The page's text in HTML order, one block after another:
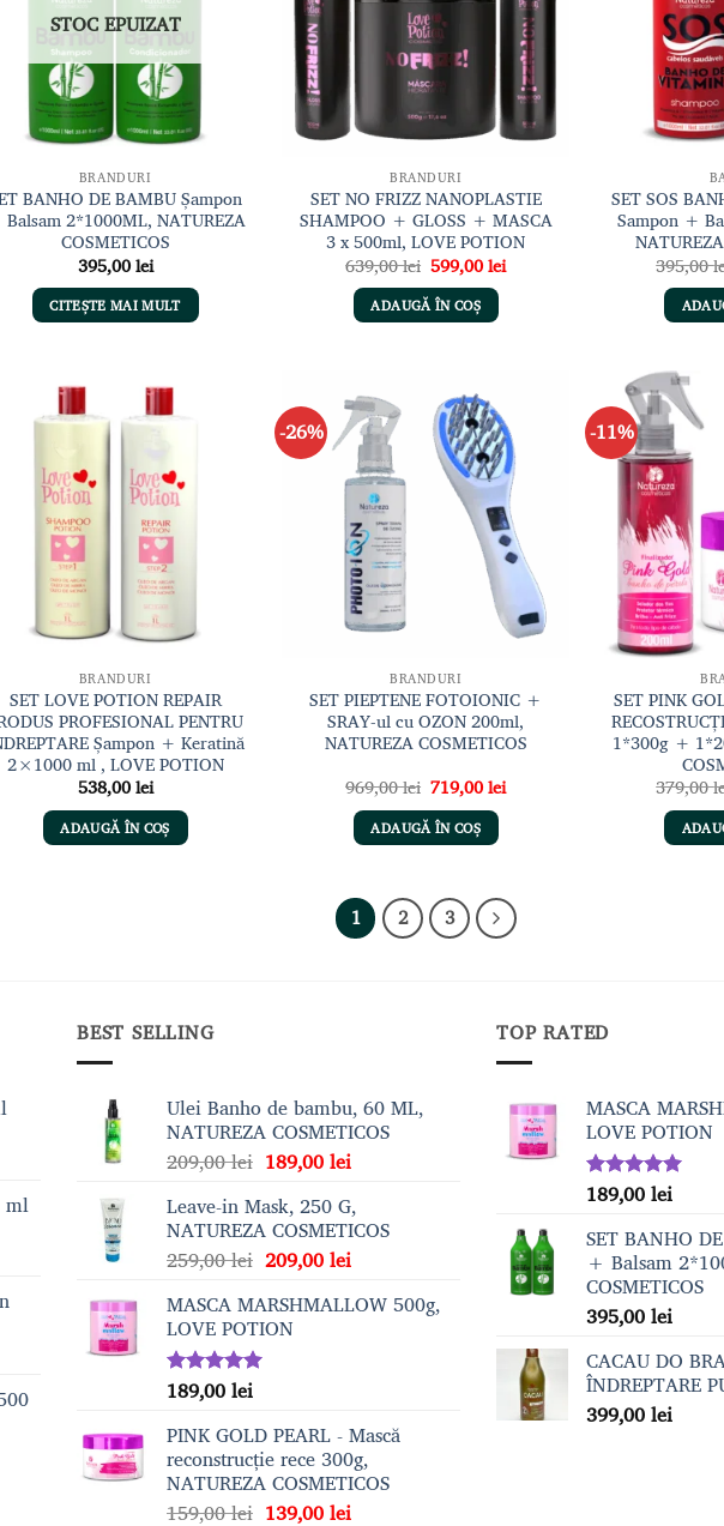
STOC EPUIZAT
BRANDURI
BANHO DE BAMBU Șampon
2*1000ML, NATUREZA
COSMETICOS
395,00lei
CITEȘTE MAI MULT
BRANDURI
SET NO FRIZZ NANOPLASTIE
SHAMPOO + GLOSS + MASCA
3 x 500ml, LOVE POTION
639,00lei Prețul
inițial
a
fost:
639,00 lei.
599,00leiPrețul
curent
ADAUGĂ ÎN COȘ
SET SOS
Sampon +
395,00
BRANDURI
SET LOVE POTION REPAIR
PROFESIONAL PENTRU
Șampon + Keratină
2×1000 ml , LOVE POTION
538,00lei
ADAUGĂ ÎN COȘ
-26% Adaugă
la lista
dorințe
BRANDURI
SET PIEPTENE FOTOIONIC +
SRAY-ul cu OZON 200ml,
NATUREZA COSMETICOS
969,00lei Prețul
inițial
a
fost:
969,00 lei.
719,00leiPrețul
curent
ADAUGĂ ÎN COȘ
-11%
SET PINK
1*300g +
379,00
1 2 3
ml
BEST SELLING
Ulei Banho de bambu, 60 ML,
NATUREZA COSMETICOS
209,00lei Prețul
a
fost:
209,00 lei.
189,00leiPrețul
este:
189,00 lei.
Leave-in Mask, 250 G,
NATUREZA COSMETICOS
259,00lei Prețul
a
fost:
209,00leiPrețul
este:
MASCA MARSHMALLOW 500g,
LOVE POTION
Evaluat la
5.00din 5
189,00lei
PINK GOLD PEARL - Mască
reconstrucție rece 300g,
NATUREZA COSMETICOS
159,00lei Prețul
139,00leiPrețul
TOP RATED
MASCA
LOVE POTION
Evaluat la
5.00din 5
189,00lei
SET BANHO
+ Balsam
COSMETICOS
395,00lei
CACAU DO
ÎNDREPTARE
399,00lei